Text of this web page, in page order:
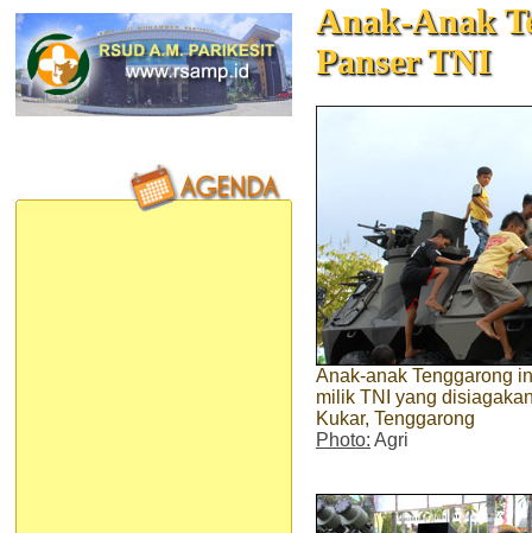
Anak-Anak
Panser TNI
Anak-anak Tenggarong
milik TNI yang
Kukar, Tenggarong
Photo: Agri